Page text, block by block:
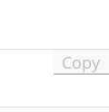
Copy